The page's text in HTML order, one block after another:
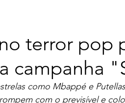
terror pop
campanha
como Mbappé e
com o previsível e